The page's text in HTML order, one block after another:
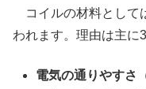
コイルの材料として
われます。理由は主に
電気の通りやすさ